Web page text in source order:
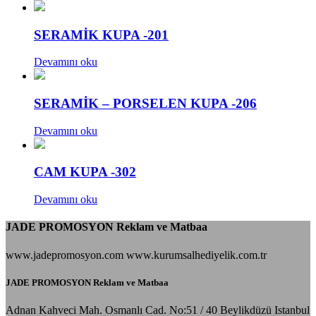
SERAMİK KUPA -201
Devamını oku
SERAMİK – PORSELEN KUPA -206
Devamını oku
CAM KUPA -302
Devamını oku
JADE PROMOSYON Reklam ve Matbaa
www.jadepromosyon.com www.kurumsalhediyelik.com.tr
JADE PROMOSYON Reklam ve Matbaa
Adnan Kahveci Mah. Osmanlı Cad. No:51 / 40 Beylikdüzü Istanbul